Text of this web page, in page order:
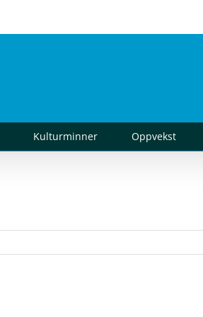
Kulturminner Oppvekst